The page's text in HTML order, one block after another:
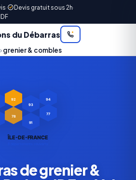
· Devis gratuit sous 2h·
du Débarras
› grenier & combles
92
93
94
78
91
77
ÎLE-DE-FRANCE
de grenier &